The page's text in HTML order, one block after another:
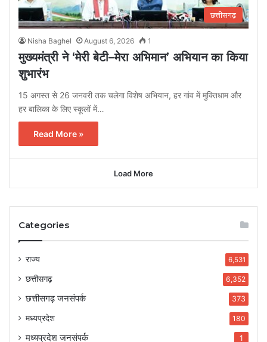
छत्तीसगढ़
Nisha Baghel August 6, 2026 1
मुख्यमंत्री ने ‘मेरी बेटी–मेरा अभिमान’ अभियान का किया
शुभारंभ
15 अगस्त से 26 जनवरी तक चलेगा विशेष अभियान, हर गांव में मुक्तिधाम और
हर बालिका के लिए स्कूलों में…
Read More »
Load More
Categories
राज्य 6,531
छत्तीसगढ़ 6,352
छत्तीसगढ़ जनसंपर्क 373
मध्यप्रदेश 180
मध्यप्रदेश जनसंपर्क 1